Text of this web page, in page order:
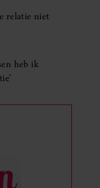
relatie niet
heb ik